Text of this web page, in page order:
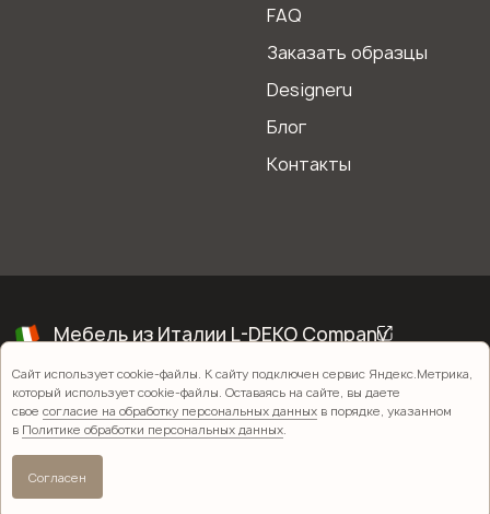
FAQ
Заказать образцы
Designeru
Блог
Контакты
Сайт использует cookie-файлы. К сайту подключен сервис Яндекс.Метрика,
который использует cookie-файлы. Оставаясь на сайте, вы даете
свое согласие на обработку персональных данных в порядке, указанном
в Политике обработки персональных данных.
Согласен